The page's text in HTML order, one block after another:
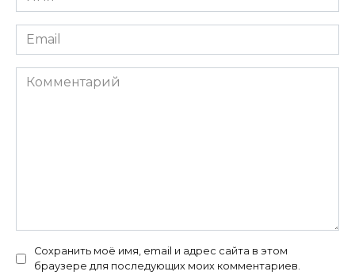
*
Email
*
Комментарий
Сохранить моё имя, email и адрес сайта в этом
браузере для последующих моих комментариев.